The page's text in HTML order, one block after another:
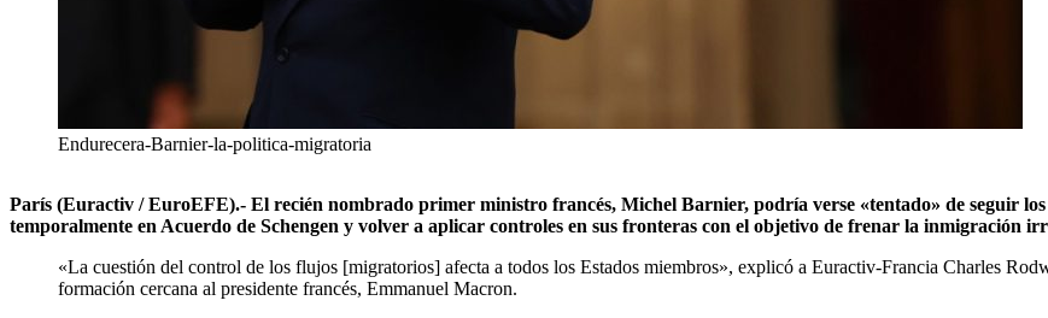
Endurecera-Barnier-la-politica-migratoria
París (Euractiv / EuroEFE).- El recién nombrado primer ministro francés, Michel Barnier, podría verse «tentado» de seguir
temporalmente en Acuerdo de Schengen y volver a aplicar controles en sus fronteras con el objetivo de frenar la inmigración
«La cuestión del control de los flujos [migratorios] afecta a todos los Estados miembros», explicó a Euractiv-Francia Charles
formación cercana al presidente francés, Emmanuel Macron.